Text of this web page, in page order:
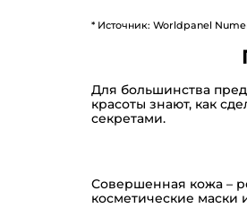
* Источник: Worldpanel
Для большинства
красоты знают, как
секретами.
Совершенная кожа –
косметические